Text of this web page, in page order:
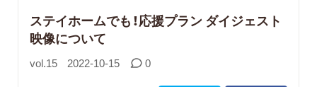
ステイホームでも！応援プラン ダイジェスト
映像について
vol.15 2022-10-15 0